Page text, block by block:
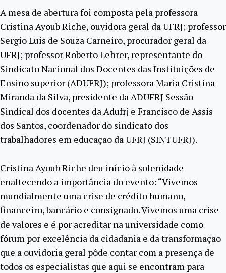
A mesa de abertura foi composta pela professora
Cristina Ayoub Riche, ouvidora geral da UFRJ; professor
Sergio Luis de Souza Carneiro, procurador geral da
UFRJ; professor Roberto Lehrer, representante do
Sindicato Nacional dos Docentes das Instituições de
Ensino superior (ADUFRJ); professora Maria Cristina
Miranda da Silva, presidente da ADUFRJ Sessão
Sindical dos docentes da Adufrj e Francisco de Assis
dos Santos, coordenador do sindicato dos
trabalhadores em educação da UFRJ (SINTUFRJ).
Cristina Ayoub Riche deu início à solenidade
enaltecendo a importância do evento: “Vivemos
mundialmente uma crise de crédito humano,
financeiro, bancário e consignado. Vivemos uma crise
de valores e é por acreditar na universidade como
fórum por excelência da cidadania e da transformação
que a ouvidoria geral pôde contar com a presença de
todos os especialistas que aqui se encontram para